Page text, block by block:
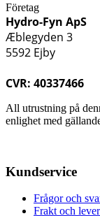
Företag
Hydro-Fyn ApS
Æblegyden 3
5592 Ejby
CVR: 40337466
All utrustning på
enlighet med
Kundservice
Frågor och
Frakt och